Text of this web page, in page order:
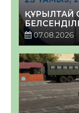
ҚҰРЫЛТАЙ
07.08.2026